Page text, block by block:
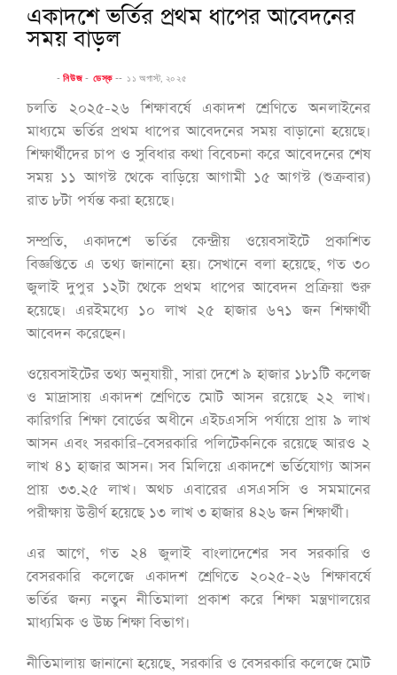
একাদশে ভর্তির প্রথম ধাপের আবেদনের
সময় বাড়ল
-নিউজ - ডেস্ক -- ১১ অগাস্ট, ২০২৫
চলতি ২০২৫-২৬ শিক্ষাবর্ষে একাদশ শ্রেণিতে অনলাইনের
মাধ্যমে ভর্তির প্রথম ধাপের আবেদনের সময় বাড়ানো হয়েছে।
শিক্ষার্থীদের চাপ ও সুবিধার কথা বিবেচনা করে আবেদনের শেষ
সময় ১১ আগস্ট থেকে বাড়িয়ে আগামী ১৫ আগস্ট (শুক্রবার)
রাত ৮টা পর্যন্ত করা হয়েছে।
সম্প্রতি, একাদশে ভর্তির কেন্দ্রীয় ওয়েবসাইটে প্রকাশিত
বিজ্ঞপ্তিতে এ তথ্য জানানো হয়। সেখানে বলা হয়েছে, গত ৩০
জুলাই দুপুর ১২টা থেকে প্রথম ধাপের আবেদন প্রক্রিয়া শুরু
হয়েছে। এরইমধ্যে ১০ লাখ ২৫ হাজার ৬৭১ জন শিক্ষার্থী
আবেদন করেছেন।
ওয়েবসাইটের তথ্য অনুযায়ী, সারা দেশে ৯ হাজার ১৮১টি কলেজ
ও মাদ্রাসায় একাদশ শ্রেণিতে মোট আসন রয়েছে ২২ লাখ।
কারিগরি শিক্ষা বোর্ডের অধীনে এইচএসসি পর্যায়ে প্রায় ৯ লাখ
আসন এবং সরকারি–বেসরকারি পলিটেকনিকে রয়েছে আরও ২
লাখ ৪১ হাজার আসন। সব মিলিয়ে একাদশে ভর্তিযোগ্য আসন
প্রায় ৩৩.২৫ লাখ। অথচ এবারের এসএসসি ও সমমানের
পরীক্ষায় উত্তীর্ণ হয়েছে ১৩ লাখ ৩ হাজার ৪২৬ জন শিক্ষার্থী।
এর আগে, গত ২৪ জুলাই বাংলাদেশের সব সরকারি ও
বেসরকারি কলেজে একাদশ শ্রেণিতে ২০২৫-২৬ শিক্ষাবর্ষে
ভর্তির জন্য নতুন নীতিমালা প্রকাশ করে শিক্ষা মন্ত্রণালয়ের
মাধ্যমিক ও উচ্চ শিক্ষা বিভাগ।
নীতিমালায় জানানো হয়েছে, সরকারি ও বেসরকারি কলেজে মোট